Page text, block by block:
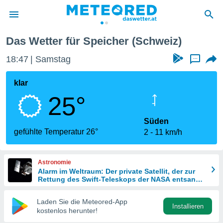
wurde
dass
sind.
diese
Das Wetter für Speicher (Schweiz)
18:47 Samstag ...
klar
25°
gefühlte Temperatur 26°
Süden
2
11 km/h
Astronomie
Alarm im Weltraum: Der private Satellit, der zur
Rettung des Swift-Teleskops der NASA entsandt
Laden Sie die Meteored-App
kostenlos herunter!
Installieren